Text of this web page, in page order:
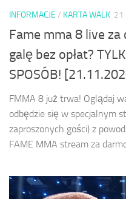
INFORMACJE / KARTA WALK 21
Fame mma 8 live
galę bez opłat?
SPOSÓB!
FMMA 8 już trwa! Oglądaj
odbędzie się w specjalnym
zaproszonych gości) z
FAME MMA stream za